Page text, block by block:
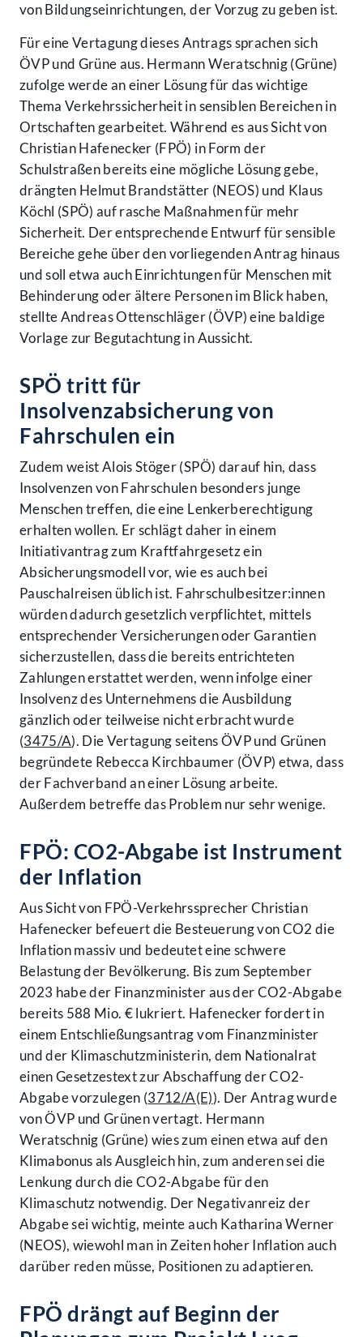
von Bildungseinrichtungen, der Vorzug zu geben ist.
Für eine Vertagung dieses Antrags sprachen sich
ÖVP und Grüne aus. Hermann Weratschnig (Grüne)
zufolge werde an einer Lösung für das wichtige
Thema Verkehrssicherheit in sensiblen Bereichen in
Ortschaften gearbeitet. Während es aus Sicht von
Christian Hafenecker (FPÖ) in Form der
Schulstraßen bereits eine mögliche Lösung gebe,
drängten Helmut Brandstätter (NEOS) und Klaus
Köchl (SPÖ) auf rasche Maßnahmen für mehr
Sicherheit. Der entsprechende Entwurf für sensible
Bereiche gehe über den vorliegenden Antrag hinaus
und soll etwa auch Einrichtungen für Menschen mit
Behinderung oder ältere Personen im Blick haben,
stellte Andreas Ottenschläger (ÖVP) eine baldige
Vorlage zur Begutachtung in Aussicht.
SPÖ tritt für
Insolvenzabsicherung von
Fahrschulen ein
Zudem weist Alois Stöger (SPÖ) darauf hin, dass
Insolvenzen von Fahrschulen besonders junge
Menschen treffen, die eine Lenkerberechtigung
erhalten wollen. Er schlägt daher in einem
Initiativantrag zum Kraftfahrgesetz ein
Absicherungsmodell vor, wie es auch bei
Pauschalreisen üblich ist. Fahrschulbesitzer:innen
würden dadurch gesetzlich verpflichtet, mittels
entsprechender Versicherungen oder Garantien
sicherzustellen, dass die bereits entrichteten
Zahlungen erstattet werden, wenn infolge einer
Insolvenz des Unternehmens die Ausbildung
gänzlich oder teilweise nicht erbracht wurde
(3475/A). Die Vertagung seitens ÖVP und Grünen
begründete Rebecca Kirchbaumer (ÖVP) etwa, dass
der Fachverband an einer Lösung arbeite.
Außerdem betreffe das Problem nur sehr wenige.
FPÖ: CO2-Abgabe ist Instrument
der Inflation
Aus Sicht von FPÖ-Verkehrssprecher Christian
Hafenecker befeuert die Besteuerung von CO2 die
Inflation massiv und bedeutet eine schwere
Belastung der Bevölkerung. Bis zum September
2023 habe der Finanzminister aus der CO2-Abgabe
bereits 588 Mio. € lukriert. Hafenecker fordert in
einem Entschließungsantrag vom Finanzminister
und der Klimaschutzministerin, dem Nationalrat
einen Gesetzestext zur Abschaffung der CO2-
Abgabe vorzulegen (3712/A(E)). Der Antrag wurde
von ÖVP und Grünen vertagt. Hermann
Weratschnig (Grüne) wies zum einen etwa auf den
Klimabonus als Ausgleich hin, zum anderen sei die
Lenkung durch die CO2-Abgabe für den
Klimaschutz notwendig. Der Negativanreiz der
Abgabe sei wichtig, meinte auch Katharina Werner
(NEOS), wiewohl man in Zeiten hoher Inflation auch
darüber reden müsse, Positionen zu adaptieren.
FPÖ drängt auf Beginn der